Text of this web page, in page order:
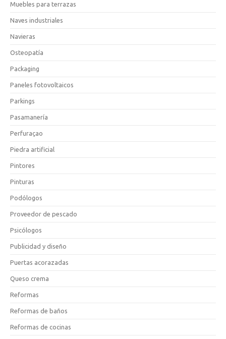
Muebles para terrazas
Naves industriales
Navieras
Osteopatía
Packaging
Paneles fotovoltaicos
Parkings
Pasamanería
Perfuraçao
Piedra artificial
Pintores
Pinturas
Podólogos
Proveedor de pescado
Psicólogos
Publicidad y diseño
Puertas acorazadas
Queso crema
Reformas
Reformas de baños
Reformas de cocinas